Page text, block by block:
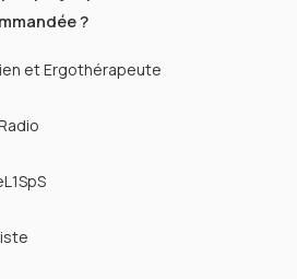
?
et Ergothérapeute